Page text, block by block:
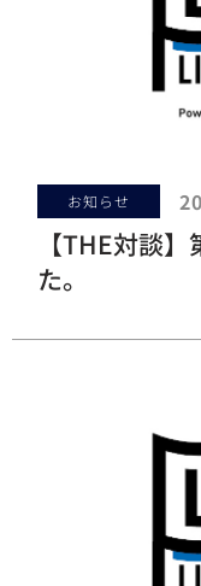
お知らせ
【THE対談
た。